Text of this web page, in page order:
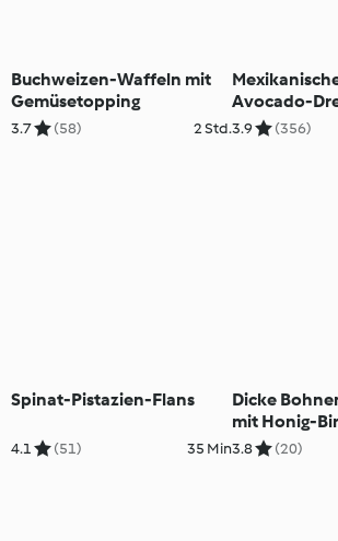
Buchweizen-Waffeln mit
Gemüsetopping
3.7 (58) 2 Std.
Avocado-
3.9 (356)
Spinat-Pistazien-Flans
4.1 (51) 35 Min
Dicke
mit Honig-
3.8 (20)